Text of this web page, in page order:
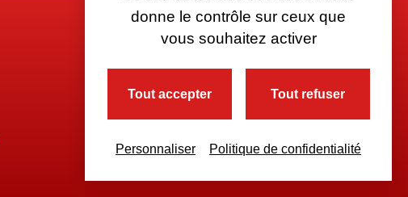
donne le contrôle sur ceux que
vous souhaitez activer
Tout accepter Tout refuser
Personnaliser Politique de confidentialité